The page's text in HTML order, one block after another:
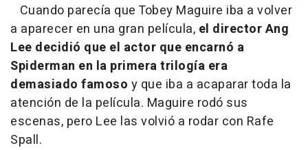
Cuando parecía que Tobey Maguire iba a volver
a aparecer en una gran película, el director Ang
Lee decidió que el actor que encarnó a
Spiderman en la primera trilogía era
demasiado famoso y que iba a acaparar toda la
atención de la película. Maguire rodó sus
escenas, pero Lee las volvió a rodar con Rafe
Spall.